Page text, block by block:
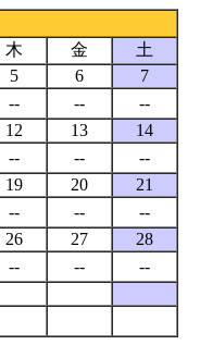
木 金
土
5 6
7
-- --
--
12 13
14
-- --
--
19 20
21
-- --
--
26 27
28
-- --
--